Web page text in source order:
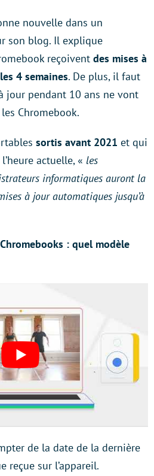
nouvelle dans un
son blog. Il explique
reçoivent des mises à
4 semaines. De plus, il faut
jour pendant 10 ans ne vont
Chromebook.
sortis avant 2021 et qui
actuelle, « les
informatiques auront la
à jour automatiques jusqu’à
: quel modèle
de la date de la dernière
reçue sur l’appareil.